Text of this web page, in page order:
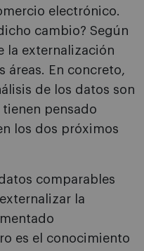
electrónico.
cambio? Según
la externalización
áreas. En concreto,
de los datos son
tienen pensado
los dos próximos
comparables
la
es el conocimiento